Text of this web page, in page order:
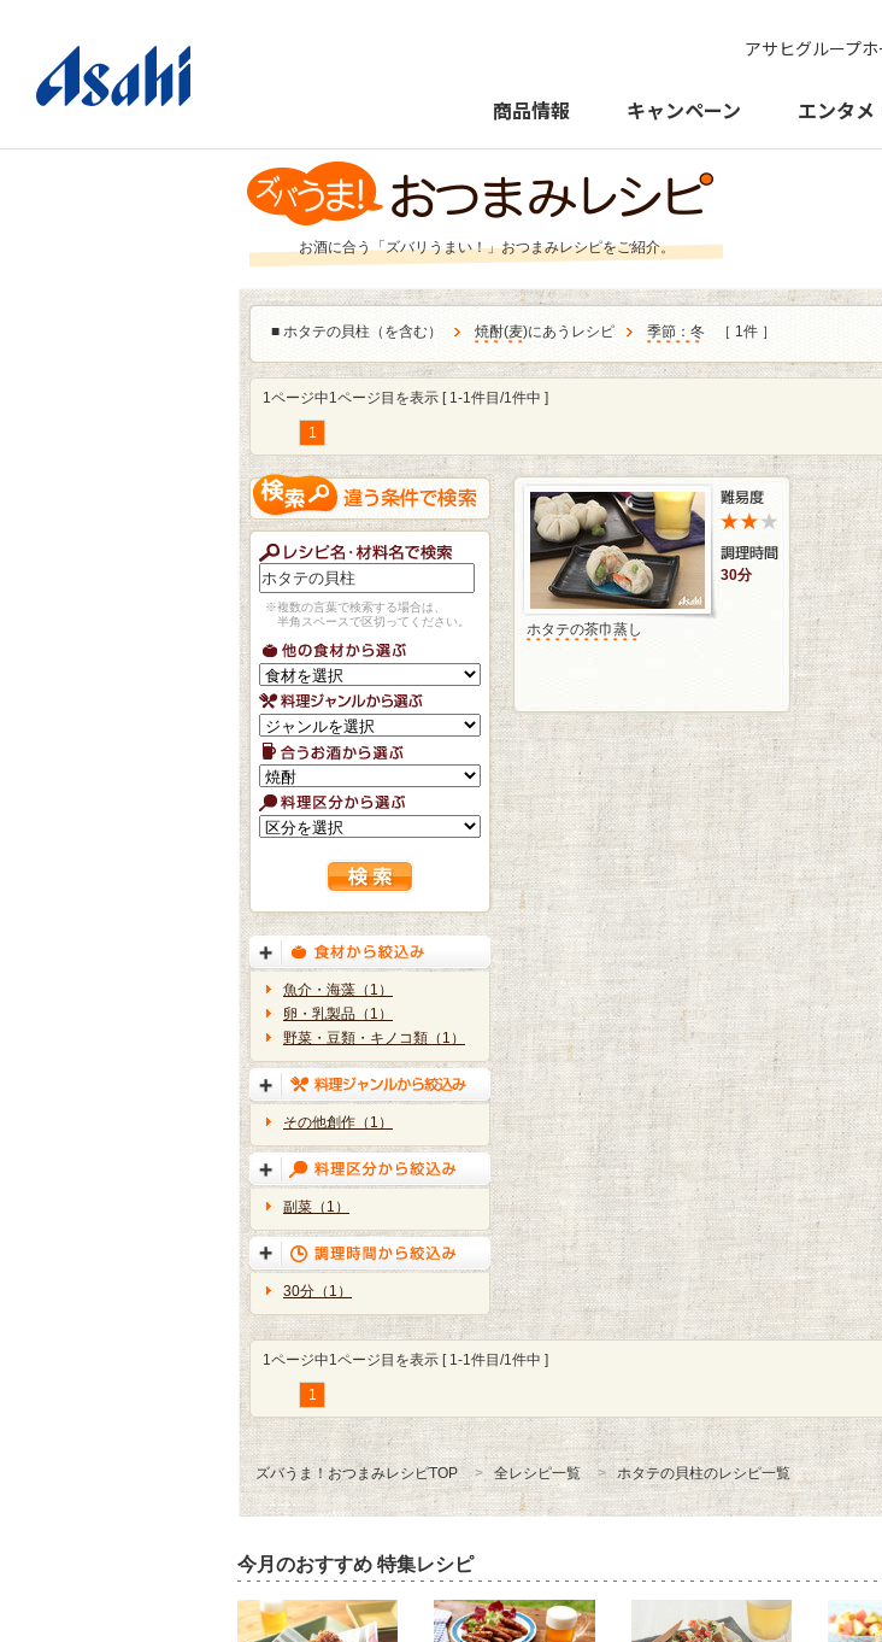
アサヒグループ
商品情報 キャンペーン エンタメ
お酒に合う「ズバリうまい！」おつまみレシピをご紹介。
■ ホタテの貝柱（を含む） 焼酎(麦)にあうレシピ 季節：冬 ［ 1件 ］
1ページ中1ページ目を表示 [ 1-1件目/1件中 ]
1
※複数の言葉で検索する場合は、
半角スペースで区切ってください。
魚介・海藻（1）
卵・乳製品（1）
野菜・豆類・キノコ類（1）
その他創作（1）
副菜（1）
30分（1）
30分
ホタテの茶巾蒸し
1ページ中1ページ目を表示 [ 1-1件目/1件中 ]
1
ズバうま！おつまみレシピTOP 全レシピ一覧 ホタテの貝柱のレシピ一覧
今月のおすすめ 特集レシピ